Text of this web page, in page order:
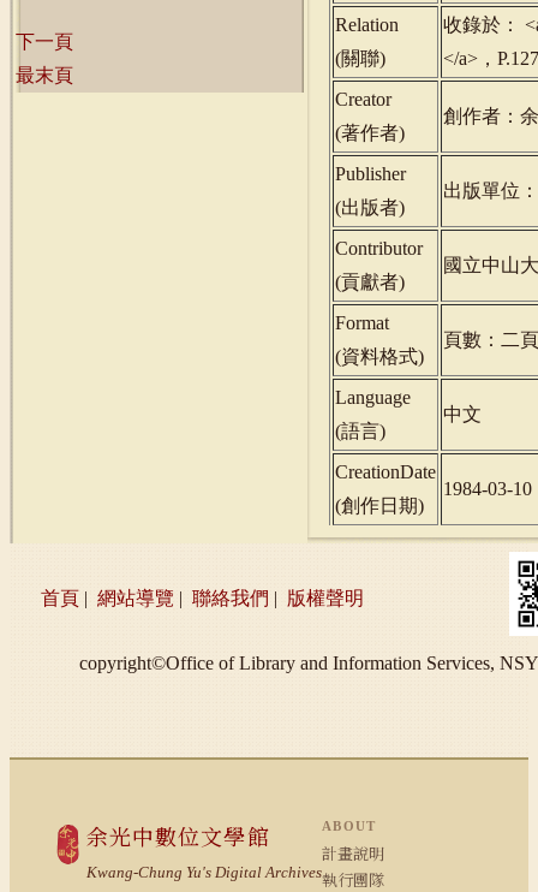
下一頁
最末頁
Relation
(關聯)
收錄於：
</a>，
Creator
(著作者)
創作者：
Publisher
(出版者)
出版單位
Contributor
(貢獻者)
國立中山
Format
(資料格式)
頁數：二頁
Language
(語言)
中文
CreationDate
(創作日期)
1984-03-10
首頁 | 網站導覽 | 聯絡我們 | 版權聲明
copyright©Office of Library and Information Services,
余光中數位文學館
Kwang-Chung Yu's Digital Archives
ABOUT
計畫說明
執行團隊